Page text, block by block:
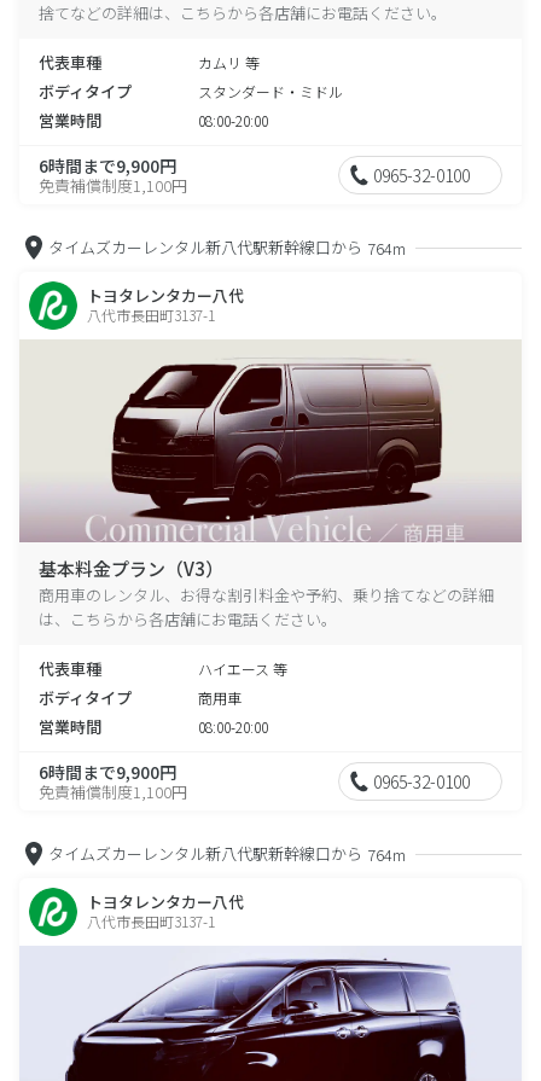
捨てなどの詳細は、こちらから各店舗にお電話ください。
代表車種 カムリ 等
ボディタイプ スタンダード・ミドル
営業時間 08:00-20:00
6時間まで9,900円
免責補償制度1,100円 0965-32-0100
タイムズカーレンタル新八代駅新幹線口から 764m
トヨタレンタカー八代
八代市長田町3137-1
基本料金プラン（V3）
商用車のレンタル、お得な割引料金や予約、乗り捨てなどの詳細
は、こちらから各店舗にお電話ください。
代表車種 ハイエース 等
ボディタイプ 商用車
営業時間 08:00-20:00
6時間まで9,900円
免責補償制度1,100円 0965-32-0100
タイムズカーレンタル新八代駅新幹線口から 764m
トヨタレンタカー八代
八代市長田町3137-1